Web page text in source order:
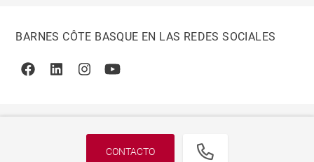
CONTACTO
BARNES CÔTE BASQUE EN LAS REDES SOCIALES
FacebookLinkedinInstagramYoutube
© 2026 BARNES, INTERNATIONAL REALTY - BARNES